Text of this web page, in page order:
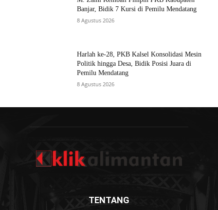
Banjar, Bidik 7 Kursi di Pemilu Mendatang
8 Agustus 2026
Harlah ke-28, PKB Kalsel Konsolidasi Mesin
Politik hingga Desa, Bidik Posisi Juara di
Pemilu Mendatang
8 Agustus 2026
TENTANG